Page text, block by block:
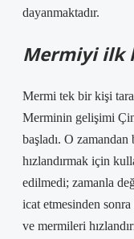
dayanmaktadır.
Mermiyi ilk
Mermi tek bir kişi
Merminin gelişimi
başladı. O
hızlandırmak için
edilmedi; zamanla
icat etmesinden
ve mermileri